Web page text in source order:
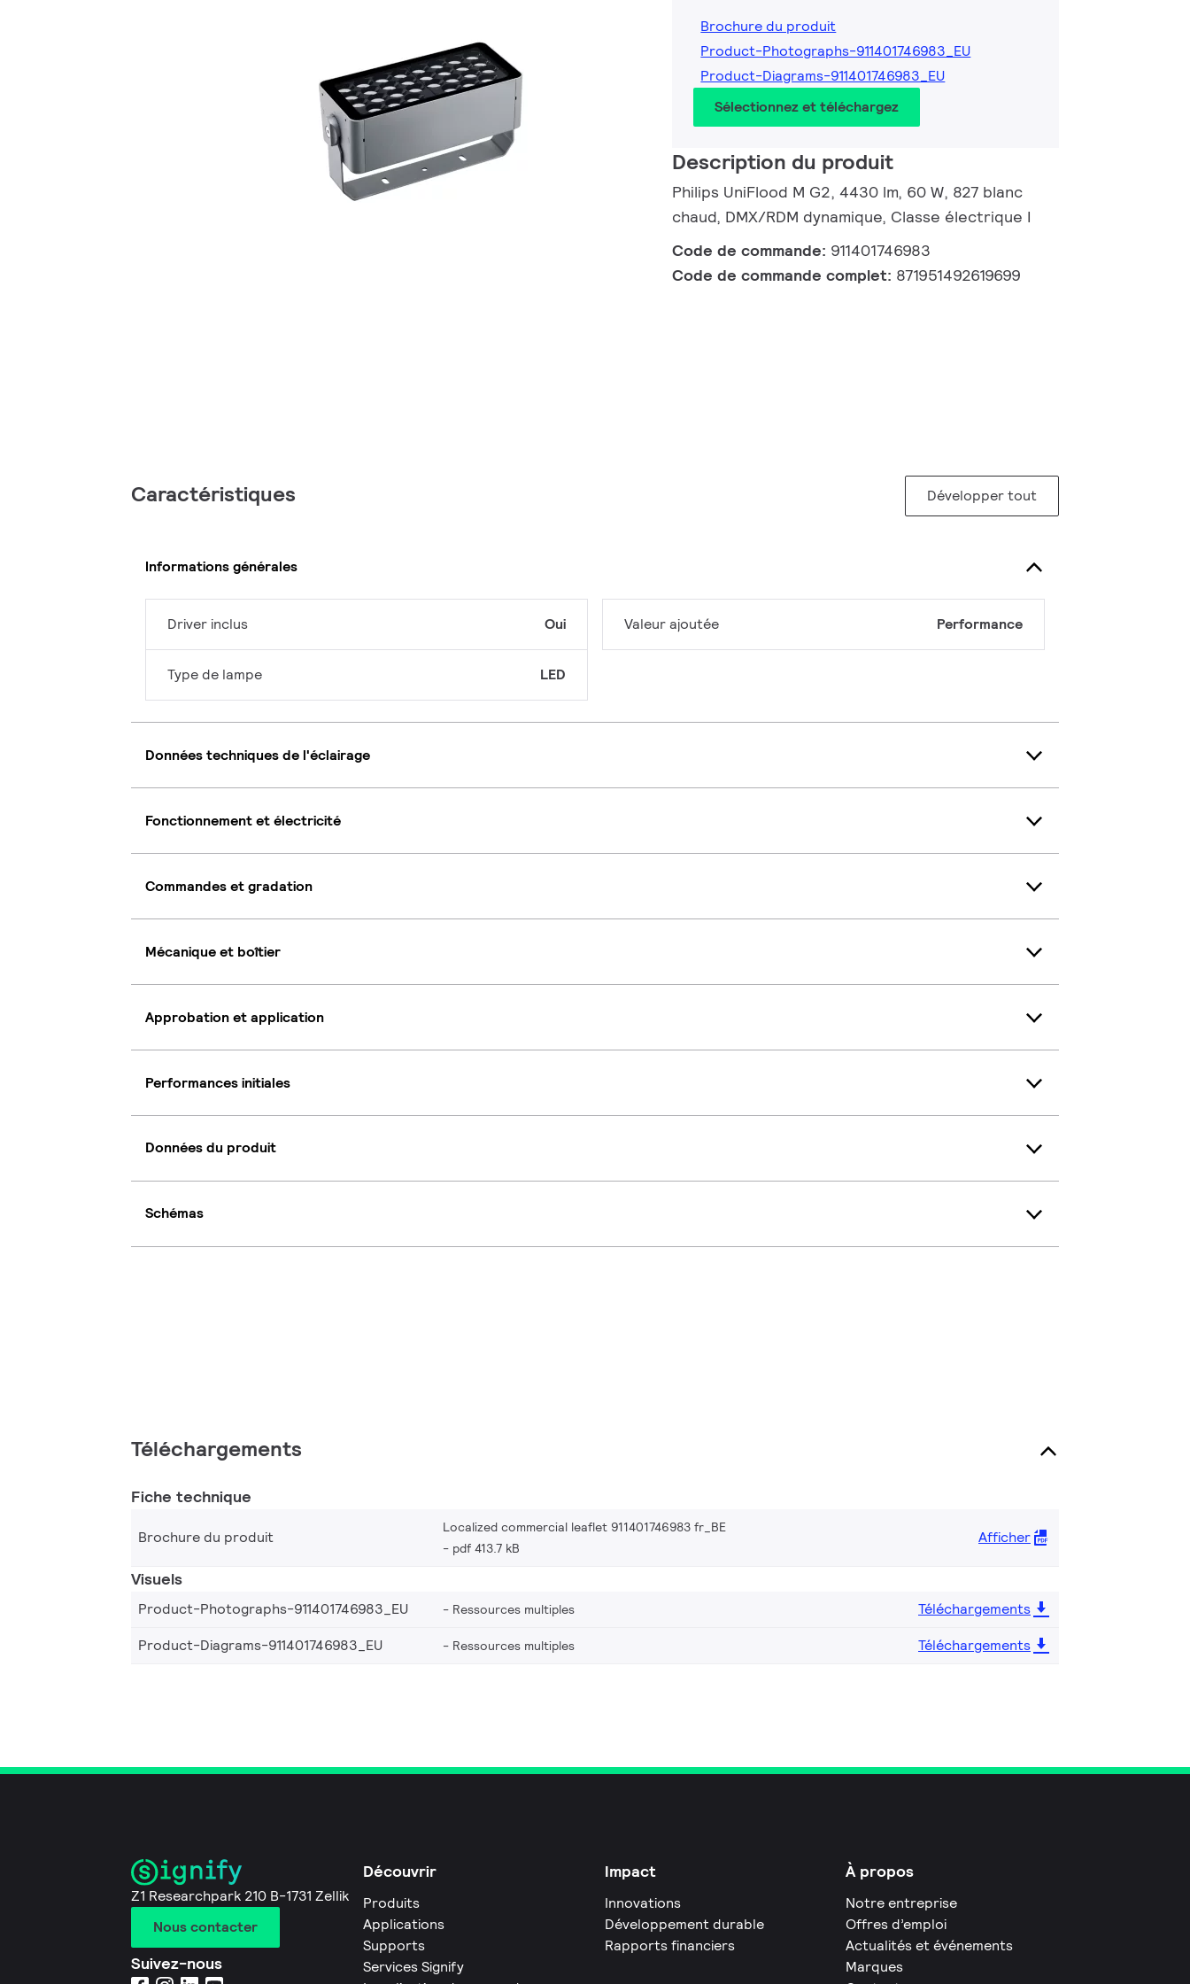
Brochure du produit
Product-Photographs-911401746983_EU
Product-Diagrams-911401746983_EU
Sélectionnez et téléchargez
Description du produit
Philips UniFlood M G2, 4430 lm, 60 W, 827 blanc
chaud, DMX/RDM dynamique, Classe électrique I
Code de commande: 911401746983
Code de commande complet: 871951492619699
Caractéristiques Développer tout
Informations générales
Driver inclus Oui
Type de lampe LED
Valeur ajoutée Performance
Données techniques de l'éclairage
Fonctionnement et électricité
Commandes et gradation
Mécanique et boîtier
Approbation et application
Performances initiales
Données du produit
Schémas
Téléchargements
Fiche technique
Brochure du produit
Localized commercial leaflet 911401746983 fr_BE
pdf 413.7 kB
Afficher
Visuels
Product-Photographs-911401746983_EU Ressources multiples
Téléchargements
Product-Diagrams-911401746983_EU
Ressources multiples Téléchargements
Z1 Researchpark 210 B-1731 Zellik
Nous contacter
Suivez-nous
Découvrir
Produits
Applications
Supports
Services Signify
Impact
Innovations
Développement durable
Rapports financiers
À propos
Notre entreprise
Offres d’emploi
Actualités et événements
Marques